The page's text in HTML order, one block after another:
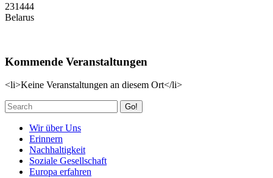
231444
Belarus
Kommende Veranstaltungen
<li>Keine Veranstaltungen an diesem Ort</li>
Go!
Wir über Uns
Erinnern
Nachhaltigkeit
Soziale Gesellschaft
Europa erfahren